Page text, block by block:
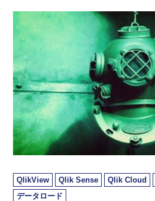
QlikView Qlik Sense Qlik Cloud
データロード